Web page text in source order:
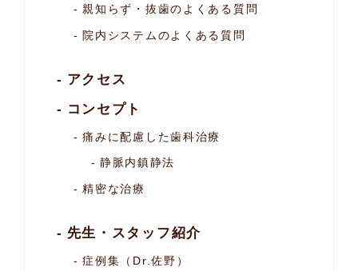
親知らず・抜歯のよくある質問
院内システムのよくある質問
アクセス
コンセプト
痛みに配慮した歯科治療
静脈内鎮静法
精密な治療
先生・スタッフ紹介
症例集（Dr.佐野）